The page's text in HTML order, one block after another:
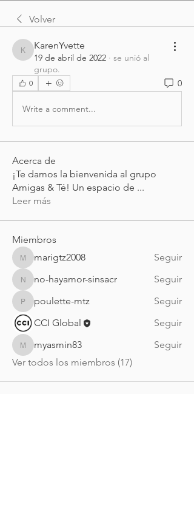
Volver
KarenYvette
KarenYvette
19 de abril de 2022 · se unió al
grupo.
0 0
Write a comment...
Acerca de
¡Te damos la bienvenida al grupo
Amigas & Té! Un espacio de ...
Leer más
Miembros
marigtz2008
marigtz2008 Seguir
no-hayamor-sinsacr
no-hayamor-sinsacr Seguir
poulette-mtz
poulette-mtz
Seguir
CCI Global
Seguir
myasmin83
myasmin83
Seguir
Ver todos los miembros (17)